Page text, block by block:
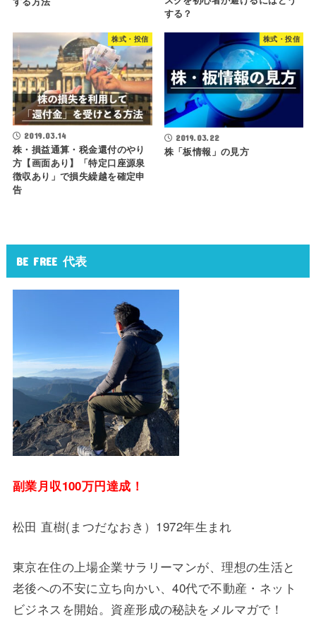
する？
株式・投信
2019.03.14
株・損益通算・税金還付のやり
方【画面あり】「特定口座源泉
徴収あり」で損失繰越を確定申
告
株式・投信
2019.03.22
株「板情報」の見方
BE FREE 代表
副業月収100万円達成！
松田 直樹(まつだなおき）1972年生まれ
東京在住の上場企業サラリーマンが、理想の生活と
老後への不安に立ち向かい、40代で不動産・ネット
ビジネスを開始。資産形成の秘訣をメルマガで！